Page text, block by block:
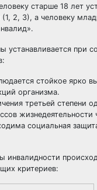
старше 18 лет
2, 3), а человеку
устанавливается при
стойкое ярко
организма.
третьей степени
жизнедеятельности
социальная
инвалидности
критериев: